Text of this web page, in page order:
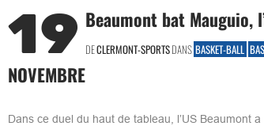
19
NOVEMBRE
Beaumont bat Mauguio,
DECLERMONT-SPORTSDANS BASKET-BALL
Dans ce duel du haut de tableau, l’US Beaumont